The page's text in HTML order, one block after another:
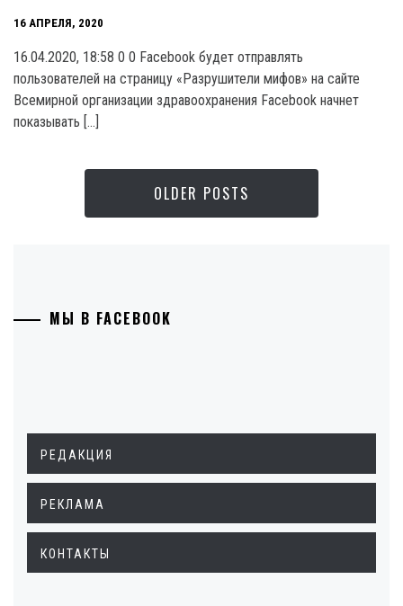
16 АПРЕЛЯ, 2020
16.04.2020, 18:58 0 0 Facebook будет отправлять
пользователей на страницу «Разрушители мифов» на сайте
Всемирной организации здравоохранения Facebook начнет
показывать […]
OLDER POSTS
МЫ В FACEBOOK
РЕДАКЦИЯ
РЕКЛАМА
КОНТАКТЫ